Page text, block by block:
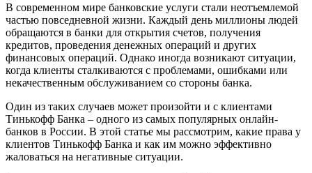
В современном мире банковские услуги стали неотъемлемой
частью повседневной жизни. Каждый день миллионы людей
обращаются в банки для открытия счетов, получения
кредитов, проведения денежных операций и других
финансовых операций. Однако иногда возникают ситуации,
когда клиенты сталкиваются с проблемами, ошибками или
некачественным обслуживанием со стороны банка.
Один из таких случаев может произойти и с клиентами
Тинькофф Банка – одного из самых популярных онлайн-
банков в России. В этой статье мы рассмотрим, какие права у
клиентов Тинькофф Банка и как им можно эффективно
жаловаться на негативные ситуации.